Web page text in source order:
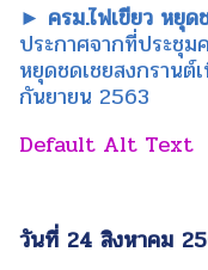
► ครม.ไฟเขียว หยุด
ประกาศจากที่ประชุม
หยุดชดเชยสงกราน
กันยายน 2563
วันที่ 24 สิงหาคม